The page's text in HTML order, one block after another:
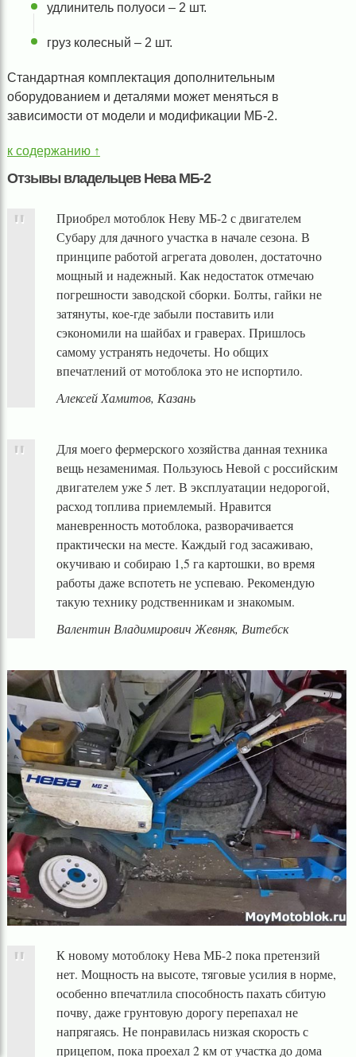
удлинитель полуоси – 2 шт.
груз колесный – 2 шт.
Стандартная комплектация дополнительным
оборудованием и деталями может меняться в
зависимости от модели и модификации МБ-2.
к содержанию ↑
Отзывы владельцев Нева МБ-2
Приобрел мотоблок Неву МБ-2 с двигателем
Субару для дачного участка в начале сезона. В
принципе работой агрегата доволен, достаточно
мощный и надежный. Как недостаток отмечаю
погрешности заводской сборки. Болты, гайки не
затянуты, кое-где забыли поставить или
сэкономили на шайбах и граверах. Пришлось
самому устранять недочеты. Но общих
впечатлений от мотоблока это не испортило.
Алексей Хамитов, Казань
Для моего фермерского хозяйства данная техника
вещь незаменимая. Пользуюсь Невой с российским
двигателем уже 5 лет. В эксплуатации недорогой,
расход топлива приемлемый. Нравится
маневренность мотоблока, разворачивается
практически на месте. Каждый год засаживаю,
окучиваю и собираю 1,5 га картошки, во время
работы даже вспотеть не успеваю. Рекомендую
такую технику родственникам и знакомым.
Валентин Владимирович Жевняк, Витебск
К новому мотоблоку Нева МБ-2 пока претензий
нет. Мощность на высоте, тяговые усилия в норме,
особенно впечатлила способность пахать сбитую
почву, даже грунтовую дорогу перепахал не
напрягаясь. Не понравилась низкая скорость с
прицепом, пока проехал 2 км от участка до дома